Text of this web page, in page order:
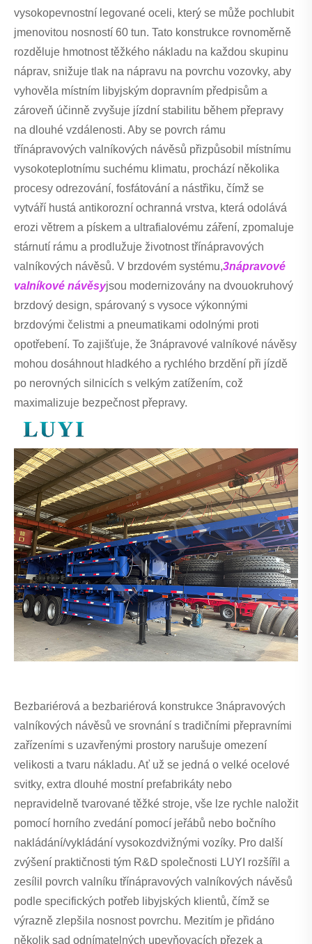
vysokopevnostní legované oceli, který se může pochlubit
jmenovitou nosností 60 tun. Tato konstrukce rovnoměrně
rozděluje hmotnost těžkého nákladu na každou skupinu
náprav, snižuje tlak na nápravu na povrchu vozovky, aby
vyhověla místním libyjským dopravním předpisům a
zároveň účinně zvyšuje jízdní stabilitu během přepravy
na dlouhé vzdálenosti. Aby se povrch rámu
třínápravových valníkových návěsů přizpůsobil místnímu
vysokoteplotnímu suchému klimatu, prochází několika
procesy odrezování, fosfátování a nástřiku, čímž se
vytváří hustá antikorozní ochranná vrstva, která odolává
erozi větrem a pískem a ultrafialovému záření, zpomaluje
stárnutí rámu a prodlužuje životnost třínápravových
valníkových návěsů. V brzdovém systému,3nápravové
valníkové návěsyjsou modernizovány na dvouokruhový
brzdový design, spárovaný s vysoce výkonnými
brzdovými čelistmi a pneumatikami odolnými proti
opotřebení. To zajišťuje, že 3nápravové valníkové návěsy
mohou dosáhnout hladkého a rychlého brzdění při jízdě
po nerovných silnicích s velkým zatížením, což
maximalizuje bezpečnost přepravy.
Bezbariérová a bezbariérová konstrukce 3nápravových
valníkových návěsů ve srovnání s tradičními přepravními
zařízeními s uzavřenými prostory narušuje omezení
velikosti a tvaru nákladu. Ať už se jedná o velké ocelové
svitky, extra dlouhé mostní prefabrikáty nebo
nepravidelně tvarované těžké stroje, vše lze rychle naložit
pomocí horního zvedání pomocí jeřábů nebo bočního
nakládání/vykládání vysokozdvižnými vozíky. Pro další
zvýšení praktičnosti tým R&D společnosti LUYI rozšířil a
zesílil povrch valníku třínápravových valníkových návěsů
podle specifických potřeb libyjských klientů, čímž se
výrazně zlepšila nosnost povrchu. Mezitím je přidáno
několik sad odnímatelných upevňovacích přezek a